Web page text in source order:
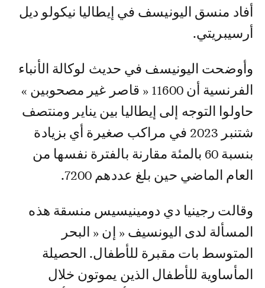
أفاد منسق اليونيسف في إيطاليا نيكولو ديل
أرسيبريتي.
وأوضحت اليونيسف في حديث لوكالة الأنباء
الفرنسية أن 11600 « قاصر غير مصحوبين »
حاولوا التوجه إلى إيطاليا بين يناير ومنتصف
شتنبر 2023 في مراكب صغيرة أي بزيادة
بنسبة 60 بالمئة مقارنة بالفترة نفسها من
العام الماضي حين بلغ عددهم 7200.
وقالت رجينيا دي دومينيسيس منسقة هذه
المسألة لدى اليونسيف « إن « البحر
المتوسط بات مقبرة للأطفال. الحصيلة
المأساوية للأطفال الذين يموتون خلال